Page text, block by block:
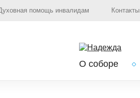
помощь инвалидам Контакты
О соборе